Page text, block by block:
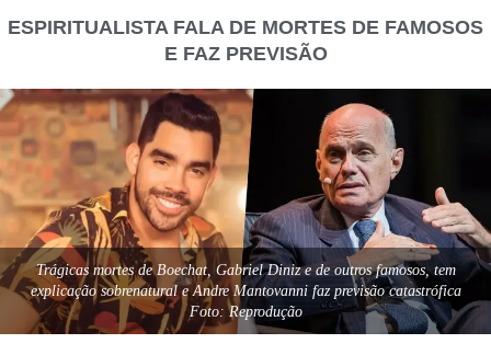
ESPIRITUALISTA FALA DE MORTES DE FAMOSOS
E FAZ PREVISÃO
Trágicas mortes de Boechat, Gabriel Diniz e de outros famosos, tem
explicação sobrenatural e Andre Mantovanni faz previsão catastrófica
Foto: Reprodução